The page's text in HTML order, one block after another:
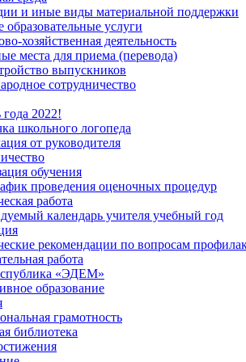
и иные виды материальной поддержки
услуги
хозяйственная деятельность
места для приема (перевода)
выпускников
сотрудничество
2022!
школьного логопеда
от руководителя
обучения
проведения оценочных процедур
работа
календарь учителя учебный год
рекомендации по вопросам
работа
«ЭДЕМ»
образование
грамотность
библиотека